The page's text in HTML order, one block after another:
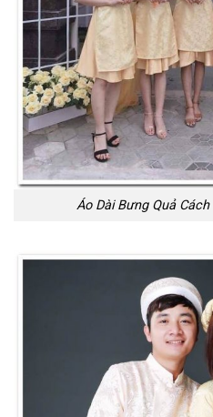
Áo Dài Bưng Quả